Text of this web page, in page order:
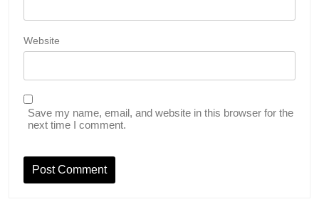
Website
Save my name, email, and website in this browser for the
next time I comment.